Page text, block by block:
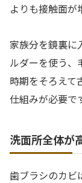
よりも接触面が
家族分を鏡裏に
ルダーを使う、
時期をそろえて
仕組みが必要で
洗面所全体が
歯ブラシのカビ